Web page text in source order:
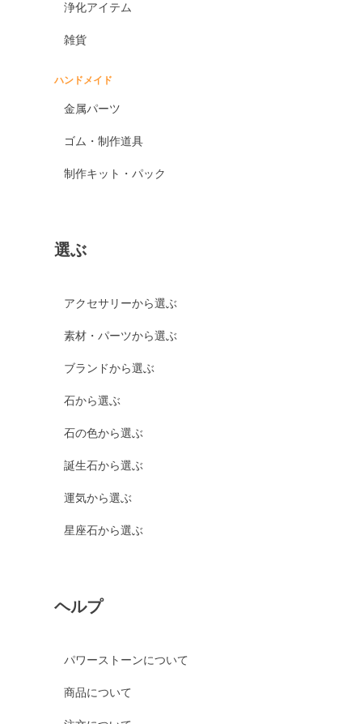
浄化アイテム
雑貨
ハンドメイド
金属パーツ
ゴム・制作道具
制作キット・パック
選ぶ
アクセサリーから選ぶ
素材・パーツから選ぶ
ブランドから選ぶ
石から選ぶ
石の色から選ぶ
誕生石から選ぶ
運気から選ぶ
星座石から選ぶ
ヘルプ
パワーストーンについて
商品について